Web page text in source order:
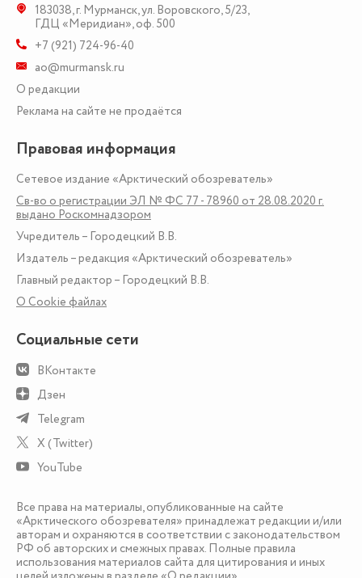
183038,г. Мурманск,ул. Воровского, 5/23,
ГДЦ «Меридиан», оф. 500
+7 (921) 724-96-40
ao@murmansk.ru
О редакции
Реклама на сайте не продаётся
Правовая информация
Сетевое издание «Арктический обозреватель»
Св-во о регистрации ЭЛ № ФС 77 - 78960 от 28.08.2020 г.
выдано Роскомнадзором
Учредитель – Городецкий В.В.
Издатель – редакция «Арктический обозреватель»
Главный редактор – Городецкий В.В.
О Сookie файлах
Социальные сети
ВКонтакте
Дзен
Telegram
X (Twitter)
YouTube
Все права на материалы, опубликованные на сайте
«Арктического обозревателя» принадлежат редакции и/или
авторам и охраняются в соответствии с законодательством
РФ об авторских и смежных правах. Полные правила
использования материалов сайта для цитирования и иных